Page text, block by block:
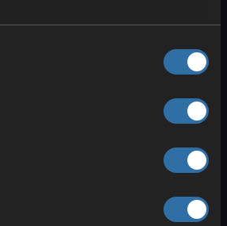
uporablja vagoneto z